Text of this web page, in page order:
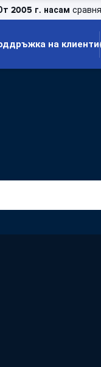
2005 г. насам
на клиенти